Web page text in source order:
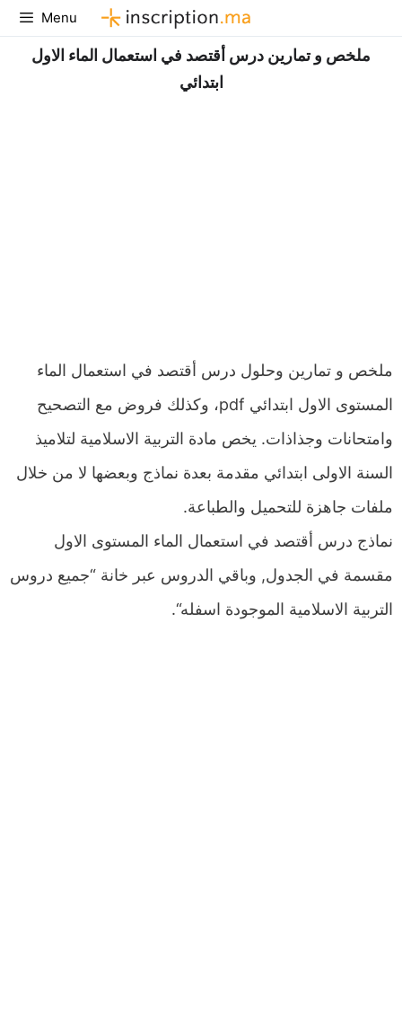
Aller
au
contenu
Menu
ملخص و تمارين درس أقتصد في استعمال الماء الاول
ابتدائي
ملخص و تمارين وحلول درس أقتصد في استعمال الماء
المستوى الاول ابتدائي pdf، وكذلك فروض مع التصحيح
وامتحانات وجذاذات. يخص مادة التربية الاسلامية لتلاميذ
السنة الاولى ابتدائي مقدمة بعدة نماذج وبعضها لا من خلال
ملفات جاهزة للتحميل والطباعة.
نماذج درس أقتصد في استعمال الماء المستوى الاول
مقسمة في الجدول, وباقي الدروس عبر خانة “جميع دروس
التربية الاسلامية الموجودة اسفله“.